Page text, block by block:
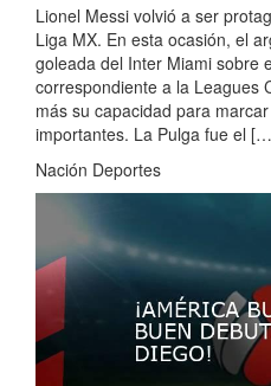
Lionel Messi volvió a ser
Liga MX. En esta ocasión, el
goleada del Inter Miami sobre
correspondiente a la Leagues
más su capacidad para
importantes. La Pulga fue el
Nación Deportes